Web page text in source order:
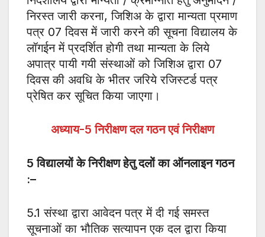
निरस्त जारी करना, जिशिअ के द्वारा मान्यता प्रमाण
पत्र 07 दिवस में जारी करने की सूचना विद्यालय के
लॉगईन में प्रदर्शित होगी तथा मान्यता के लिये
अपात्र पायी गयी संस्थाओं को जिशिअ द्वारा 07
दिवस की अवधि के भीतर जरिये रजिस्टर्ड पत्र
प्रेषित कर सूचित किया जाएगा।
अध्याय-5निरीक्षण दल गठन एवं निरीक्षण
5विद्यालयों के निरीक्षण हेतु दलों का ऑनलाइन गठन
:–
5.1 संस्था द्वारा आवेदन पत्र में दी गई समस्त
सूचनाओं का भौतिक सत्यापन एक दल द्वारा किया